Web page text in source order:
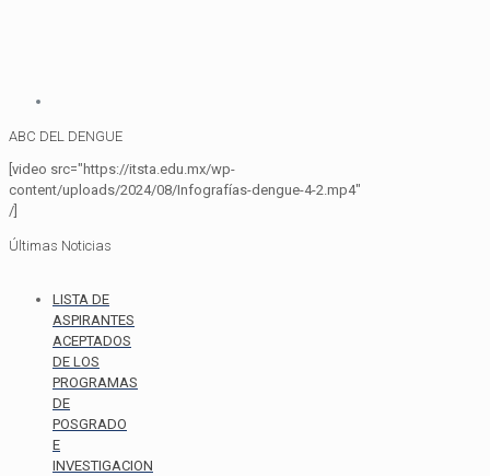
ABC DEL DENGUE
[video src="https://itsta.edu.mx/wp-
content/uploads/2024/08/Infografías-dengue-4-2.mp4"
/]
Últimas Noticias
LISTA DE
ASPIRANTES
ACEPTADOS
DE LOS
PROGRAMAS
DE
POSGRADO
E
INVESTIGACION